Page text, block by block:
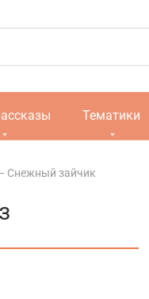
Тематики
Снежный зайчик